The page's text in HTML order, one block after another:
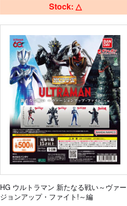
Stock: △
HG ウルトラマン 新たなる戦い～ヴァー
ジョンアップ・ファイト!～編